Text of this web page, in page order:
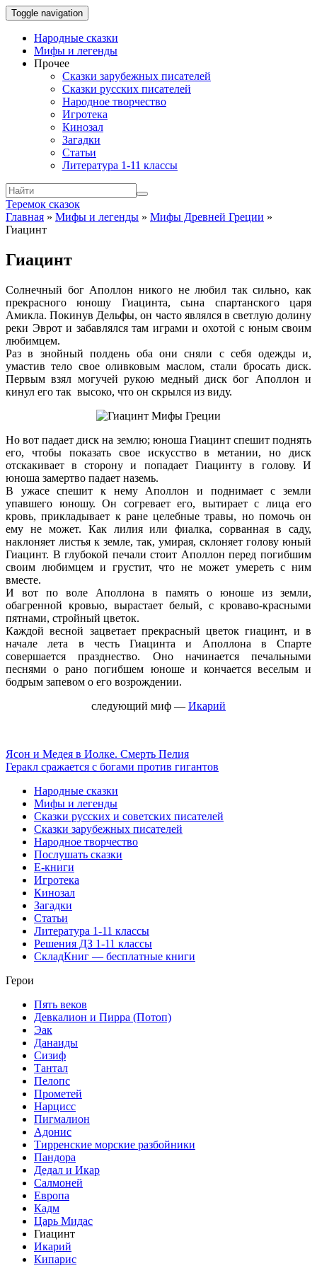
Toggle navigation
Народные сказки
Мифы и легенды
Прочее
Сказки зарубежных писателей
Сказки русских писателей
Народное творчество
Игротека
Кинозал
Загадки
Статьи
Литература 1-11 классы
Теремок сказок
Главная » Мифы и легенды » Мифы Древней Греции »
Гиацинт
Гиацинт
Солнечный бог Аполлон никого не любил так сильно, как
прекрасного юношу Гиацинта, сына спартанского царя
Амикла. Покинув Дельфы, он часто являлся в светлую долину
реки Эврот и забавлялся там играми и охотой с юным своим
любимцем.
Раз в знойный полдень оба они сняли с себя одежды и,
умастив тело свое оливковым маслом, стали бросать диск.
Первым взял могучей рукою медный диск бог Аполлон и
кинул его так высоко, что он скрылся из виду.
Но вот падает диск на землю; юноша Гиацинт спешит поднять
его, чтобы показать свое искусство в метании, но диск
отскакивает в сторону и попадает Гиацинту в голову. И
юноша замертво падает наземь.
В ужасе спешит к нему Аполлон и поднимает с земли
упавшего юношу. Он согревает его, вытирает с лица его
кровь, прикладывает к ране целебные травы, но помочь он
ему не может. Как лилия или фиалка, сорванная в саду,
наклоняет листья к земле, так, умирая, склоняет голову юный
Гиацинт. В глубокой печали стоит Аполлон перед погибшим
своим любимцем и грустит, что не может умереть с ним
вместе.
И вот по воле Аполлона в память о юноше из земли,
обагренной кровью, вырастает белый, с кроваво-красными
пятнами, стройный цветок.
Каждой весной зацветает прекрасный цветок гиацинт, и в
начале лета в честь Гиацинта и Аполлона в Спарте
совершается празднество. Оно начинается печальными
песнями о рано погибшем юноше и кончается веселым и
бодрым запевом о его возрождении.
следующий миф — Икарий
Ясон и Медея в Иолке. Смерть Пелия
Геракл сражается с богами против гигантов
Народные сказки
Мифы и легенды
Сказки русских и советских писателей
Сказки зарубежных писателей
Народное творчество
Послушать сказки
Е-книги
Игротека
Кинозал
Загадки
Статьи
Литература 1-11 классы
Решения ДЗ 1-11 классы
СкладКниг — бесплатные книги
Герои
Пять веков
Девкалион и Пирра (Потоп)
Эак
Данаиды
Сизиф
Тантал
Пелопс
Прометей
Нарцисс
Пигмалион
Адонис
Тирренские морские разбойники
Пандора
Дедал и Икар
Салмоней
Европа
Кадм
Царь Мидас
Гиацинт
Икарий
Кипарис